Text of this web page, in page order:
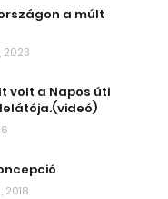
a múlt
2023
volt a Napos úti
2018